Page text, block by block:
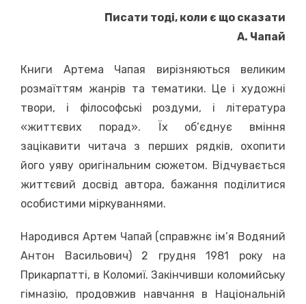
Писати тоді, коли є що сказати
А. Чапай
Книги Артема Чапая вирізняються великим
розмаїттям жанрів та тематики. Це і художні
твори, і філософські роздуми, і література
«життєвих порад». Їх об’єднує вміння
зацікавити читача з перших рядків, охопити
його уяву оригінальним сюжетом. Відчувається
життєвий досвід автора, бажання поділитися
особистими міркуваннями.
Народився Артем Чапай (справжнє ім’я Водяний
Антон Васильович) 2 грудня 1981 року на
Прикарпатті, в Коломиї. Закінчивши коломийську
гімназію, продовжив навчання в Національній